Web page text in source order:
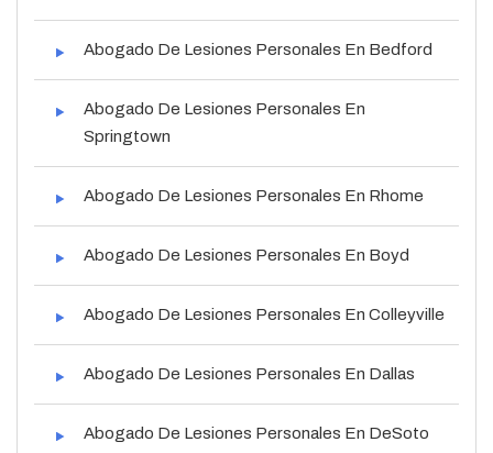
Abogado De Lesiones Personales En Bedford
Abogado De Lesiones Personales En
Springtown
Abogado De Lesiones Personales En Rhome
Abogado De Lesiones Personales En Boyd
Abogado De Lesiones Personales En Colleyville
Abogado De Lesiones Personales En Dallas
Abogado De Lesiones Personales En DeSoto